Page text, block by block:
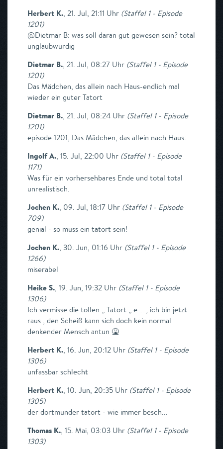
Herbert K., 21. Jul, 21:11 Uhr (Staffel 1 - Episode
1201)
@Dietmar B: was soll daran gut gewesen sein? total
unglaubwürdig
Dietmar B., 21. Jul, 08:27 Uhr (Staffel 1 - Episode
1201)
Das Mädchen, das allein nach Haus-endlich mal
wieder ein guter Tatort
Dietmar B., 21. Jul, 08:24 Uhr (Staffel 1 - Episode
1201)
episode 1201, Das Mädchen, das allein nach Haus:
Ingolf A., 15. Jul, 22:00 Uhr (Staffel 1 - Episode
1171)
Was für ein vorhersehbares Ende und total total
unrealistisch.
Jochen K., 09. Jul, 18:17 Uhr (Staffel 1 - Episode
709)
genial - so muss ein tatort sein!
Jochen K., 30. Jun, 01:16 Uhr (Staffel 1 - Episode
1266)
miserabel
Heike S., 19. Jun, 19:32 Uhr (Staffel 1 - Episode
1306)
Ich vermisse die tollen „ Tatort „ e … , ich bin jetzt
raus , den Scheiß kann sich doch kein normal
denkender Mensch antun 🤮
Herbert K., 16. Jun, 20:12 Uhr (Staffel 1 - Episode
1306)
unfassbar schlecht
Herbert K., 10. Jun, 20:35 Uhr (Staffel 1 - Episode
1305)
der dortmunder tatort - wie immer besch...
Thomas K., 15. Mai, 03:03 Uhr (Staffel 1 - Episode
1303)